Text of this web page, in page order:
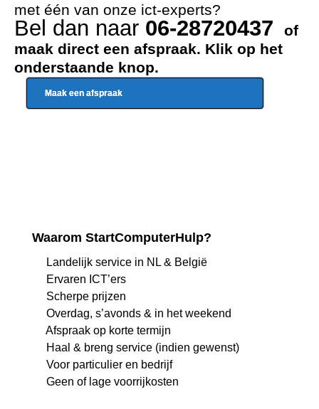
met één van onze ict-experts?
Bel dan naar 06-28720437
of
maak direct een afspraak. Klik op het
onderstaande knop.
Maak een afspraak
Waarom StartComputerHulp?
Landelijk service in NL & België
Ervaren ICT’ers
Scherpe prijzen
Overdag, s’avonds & in het weekend
Afspraak op korte termijn
Haal & breng service (indien gewenst)
Voor particulier en bedrijf
Geen of lage voorrijkosten